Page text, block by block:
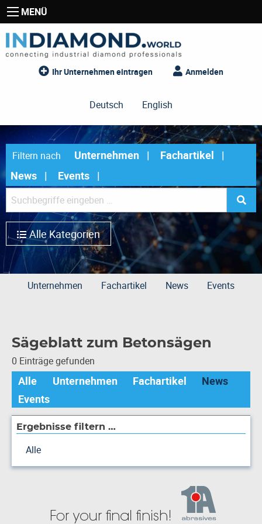
MENÜ
Ihr Unternehmen eintragen Anmelden
Deutsch English
Filtern nach Unternehmen
Fachartikel
News
Events
Alle Kategorien
Unternehmen Fachartikel News Events
Sägeblatt zum Betonsägen
0 Einträge gefunden
Alle Unternehmen Fachartikel
News
Events
Ergebnisse filtern …
Alle